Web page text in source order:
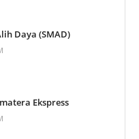
Daya (SMAD)
Ekspress